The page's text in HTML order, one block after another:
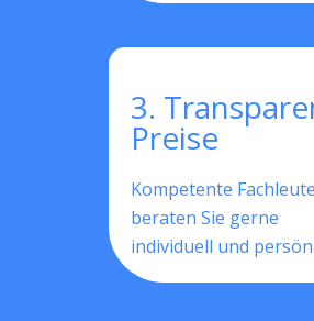
3.
Preise
Kompetente Fachleute
beraten Sie gerne
individuell und